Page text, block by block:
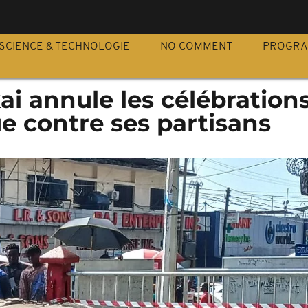
SCIENCE & TECHNOLOGIE NO COMMENT
annule les
contre ses partisans